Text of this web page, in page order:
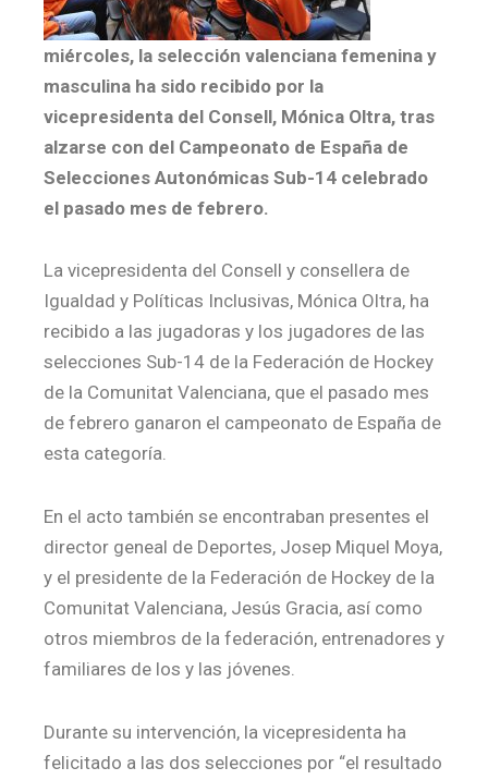
miércoles, la selección valenciana femenina y
masculina ha sido recibido por la
vicepresidenta del Consell, Mónica Oltra, tras
alzarse con del Campeonato de España de
Selecciones Autonómicas Sub-14 celebrado
el pasado mes de febrero.
La vicepresidenta del Consell y consellera de
Igualdad y Políticas Inclusivas, Mónica Oltra, ha
recibido a las jugadoras y los jugadores de las
selecciones Sub-14 de la Federación de Hockey
de la Comunitat Valenciana, que el pasado mes
de febrero ganaron el campeonato de España de
esta categoría.
En el acto también se encontraban presentes el
director geneal de Deportes, Josep Miquel Moya,
y el presidente de la Federación de Hockey de la
Comunitat Valenciana, Jesús Gracia, así como
otros miembros de la federación, entrenadores y
familiares de los y las jóvenes.
Durante su intervención, la vicepresidenta ha
felicitado a las dos selecciones por “el resultado